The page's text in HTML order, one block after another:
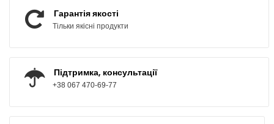
Гарантія якості
Тільки якісні продукти
Підтримка, консультації
+38 067 470-69-77